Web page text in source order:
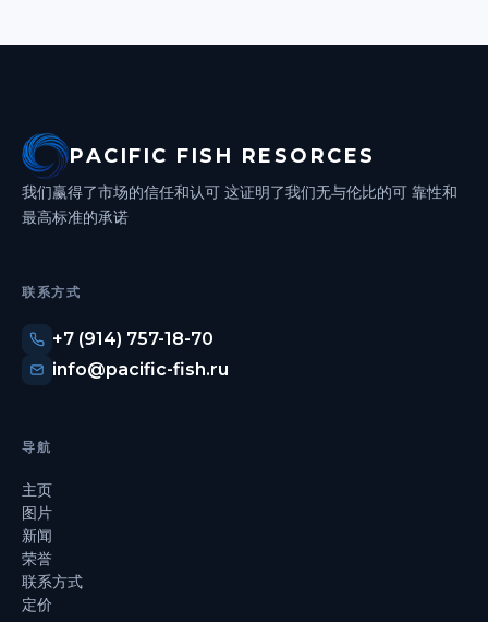
PACIFIC FISH RESORCES
我们赢得了市场的信任和认可 这证明了我们无与伦比的可 靠性和
最高标准的承诺
联系方式
+7 (914) 757-18-70
info@pacific-fish.ru
导航
主页
图片
新闻
荣誉
联系方式
定价